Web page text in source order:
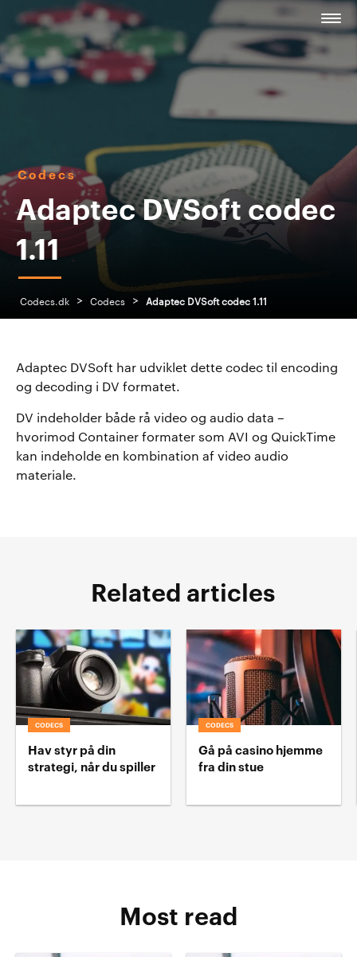
Codecs
Adaptec DVSoft codec
1.11
Codecs.dk > Codecs > Adaptec DVSoft codec 1.11
Adaptec DVSoft har udviklet dette codec til encoding
og decoding i DV formatet.
DV indeholder både rå video og audio data –
hvorimod Container formater som AVI og QuickTime
kan indeholde en kombination af video audio
materiale.
Related articles
CODECS
Hav styr på din
strategi, når du spiller
CODECS
Gå på casino hjemme
fra din stue
Most read